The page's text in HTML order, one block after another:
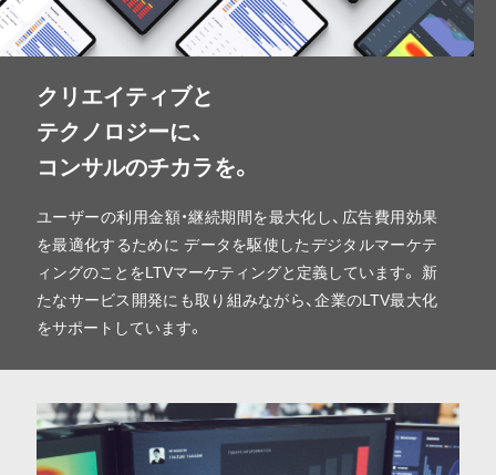
クリエイティブと
テクノロジーに、
コンサルのチカラを。
ユーザーの利用金額・継続期間を最大化し、広告費用効果
を最適化するためにデータを駆使したデジタルマーケテ
ィングのことをLTVマーケティングと定義しています。 新
たなサービス開発にも取り組みながら、企業のLTV最大化
をサポートしています。